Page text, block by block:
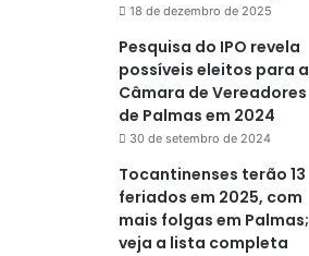
18 de dezembro de 2025
Pesquisa do IPO revela
possíveis eleitos para a
Câmara de Vereadores
de Palmas em 2024
30 de setembro de 2024
Tocantinenses terão 13
feriados em 2025, com
mais folgas em Palmas;
veja a lista completa